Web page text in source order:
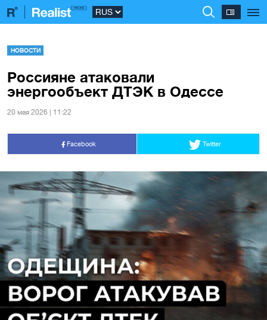
НОВОСТИ
Россияне атаковали
энергообъект ДТЭК в Одессе
20 мая 2026 | 11:22
Facebook Twitter